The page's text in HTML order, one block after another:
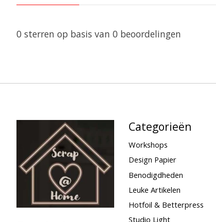
0 sterren op basis van 0 beoordelingen
Categorieën
Workshops
Design Papier
Benodigdheden
Leuke Artikelen
Hotfoil & Betterpress
Studio Light